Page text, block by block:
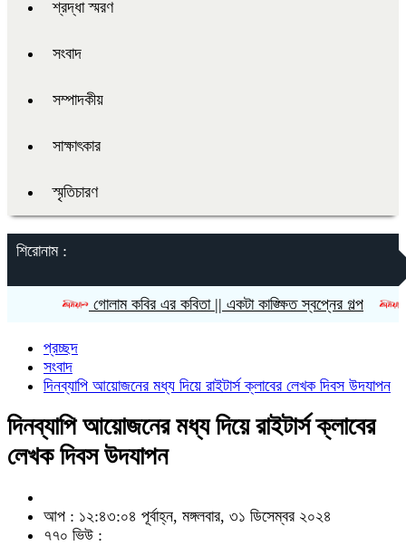
শ্রদ্ধা স্মরণ
সংবাদ
সম্পাদকীয়
সাক্ষাৎকার
স্মৃতিচারণ
শিরোনাম :
গোলাম কবির এর কবিতা || একটা কাঙ্ক্ষিত স্বপ্নের গল্প রীতি
প্রচ্ছদ
সংবাদ
দিনব্যাপি আয়োজনের মধ্য দিয়ে রাইটার্স ক্লাবের লেখক দিবস উদযাপন
দিনব্যাপি আয়োজনের মধ্য দিয়ে রাইটার্স ক্লাবের
লেখক দিবস উদযাপন
আপ : ১২:৪৩:০৪ পূর্বাহ্ন, মঙ্গলবার, ৩১ ডিসেম্বর ২০২৪
৭৭০ ভিউ :